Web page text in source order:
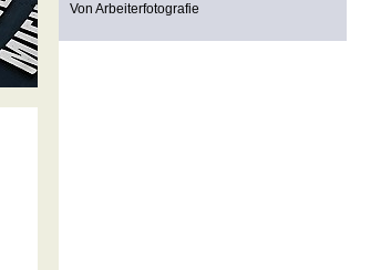
Von Arbeiterfotografie